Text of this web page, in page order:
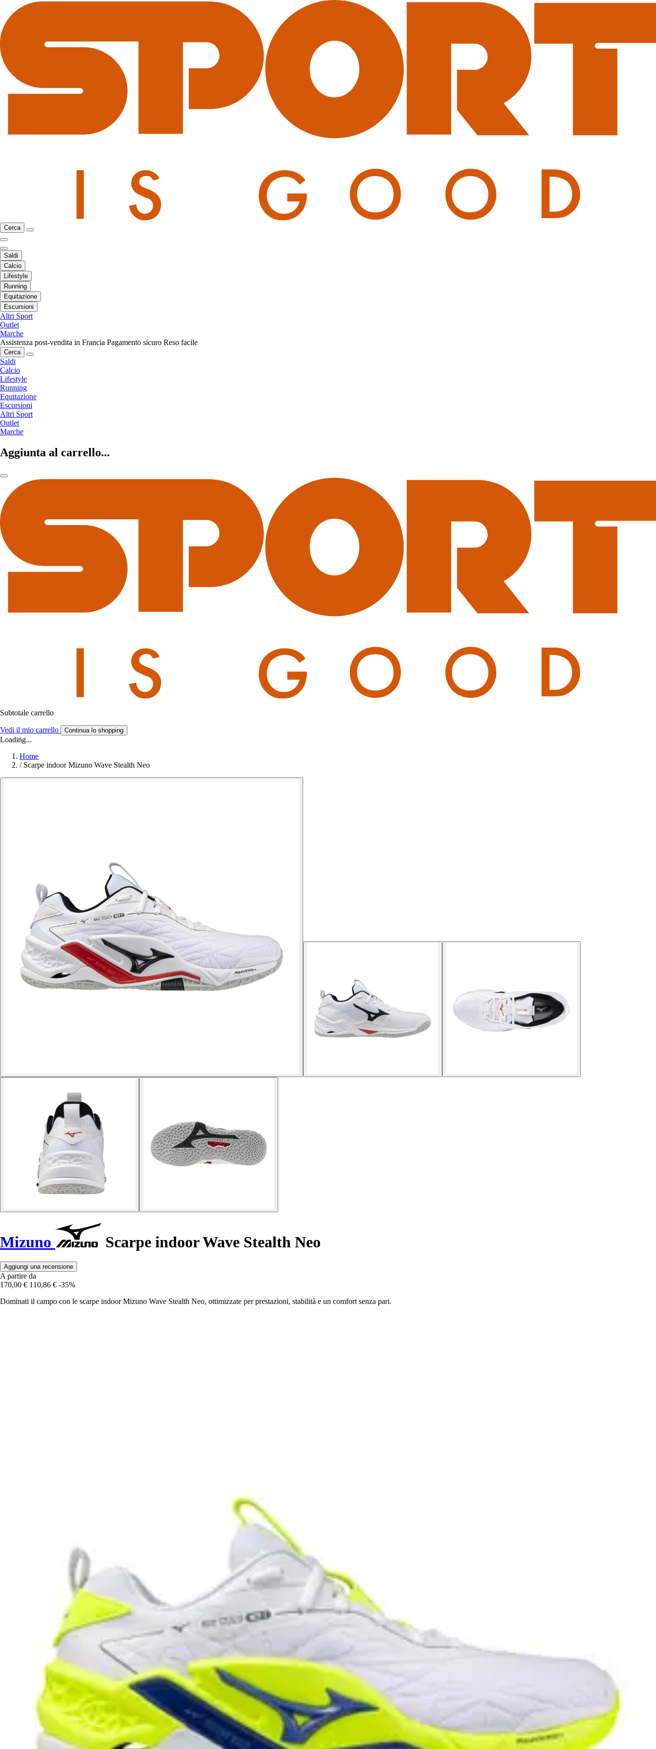
Cerca
Saldi
Calcio
Lifestyle
Running
Equitazione
Escursioni
Altri Sport
Outlet
Marche
Assistenza post-vendita in Francia Pagamento sicuro Reso facile
Cerca
Saldi
Calcio
Lifestyle
Running
Equitazione
Escursioni
Altri Sport
Outlet
Marche
Aggiunta al carrello...
Subtotale carrello
Vedi il mio carrello Continua lo shopping
Loading...
Home
/ Scarpe indoor Mizuno Wave Stealth Neo
Mizuno Scarpe indoor Wave Stealth Neo
Aggiungi una recensione
A partire da
170,00 € 110,86 € -35%
Dominati il campo con le scarpe indoor Mizuno Wave Stealth Neo, ottimizzate per prestazioni, stabilità e un comfort senza pari.